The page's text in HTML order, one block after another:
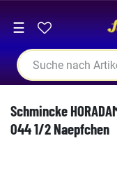
☰
Schmincke
044 1/2 Naepfchen